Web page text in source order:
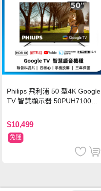
Philips 飛利浦 50 型4K Google
TV 智慧顯示器 50PUH7100
$10,499
免運